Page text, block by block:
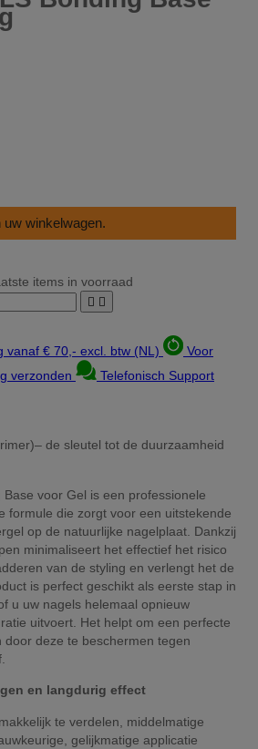
uw winkelwagen.
items in voorraad
 
vanaf € 70,- excl. btw (NL)
Voor
verzonden
Telefonisch Support
de sleutel tot de duurzaamheid
voor Gel is een professionele
formule die zorgt voor een uitstekende
op de natuurlijke nagelplaat. Dankzij
minimaliseert het effectief het risico
van de styling en verlengt het de
is perfect geschikt als eerste stap in
u uw nagels helemaal opnieuw
uitvoert. Het helpt om een perfecte
door deze te beschermen tegen
en langdurig effect
te verdelen, middelmatige
gelijkmatige applicatie